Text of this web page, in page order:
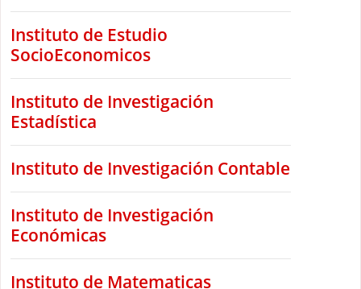
Instituto de Estudio
SocioEconomicos
Instituto de Investigación
Estadística
Instituto de Investigación Contable
Instituto de Investigación
Económicas
Instituto de Matematicas